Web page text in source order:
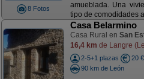
8 Fotos
amueblada. Una
tipo de comodidades
Casa Belarmino
Casa Rural en San
16,4 km de Langre
2-5+1 plazas
20 €
90 km de León